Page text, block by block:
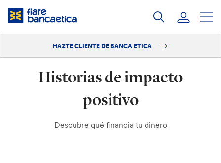
Saltar
Hazte cliente
HAZTE CLIENTE DE BANCA ETICA
Historias de impacto
positivo
Descubre qué financia tu dinero